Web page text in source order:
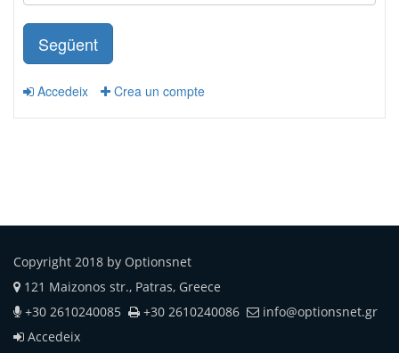
Següent
Accedeix Crea un compte
Copyright 2018 by Optionsnet
121 Maizonos str., Patras, Greece
+30 2610240085
+30 2610240086
info@optionsnet.gr
Accedeix